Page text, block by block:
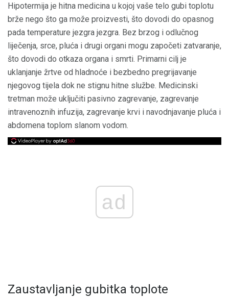
Hipotermija je hitna medicina u kojoj vaše telo gubi toplotu
brže nego što ga može proizvesti, što dovodi do opasnog
pada temperature jezgra jezgra. Bez brzog i odlučnog
liječenja, srce, pluća i drugi organi mogu započeti zatvaranje,
što dovodi do otkaza organa i smrti. Primarni cilj je
uklanjanje žrtve od hladnoće i bezbedno pregrijavanje
njegovog tijela dok ne stignu hitne službe. Medicinski
tretman može uključiti pasivno zagrevanje, zagrevanje
intravenoznih infuzija, zagrevanje krvi i navodnjavanje pluća i
abdomena toplom slanom vodom.
ad
Zaustavljanje gubitka toplote